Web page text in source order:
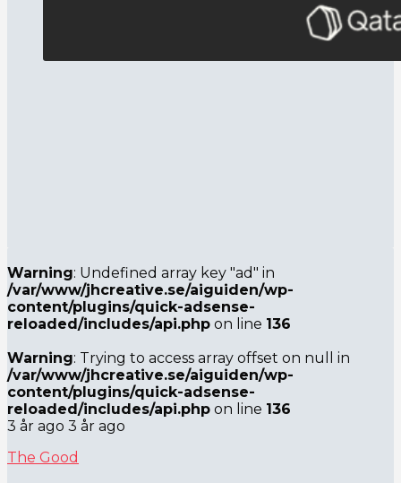
Warning: Undefined array key "ad" in
/var/www/jhcreative.se/aiguiden/wp-
content/plugins/quick-adsense-
reloaded/includes/api.php on line 136
Warning: Trying to access array offset on null in
/var/www/jhcreative.se/aiguiden/wp-
content/plugins/quick-adsense-
reloaded/includes/api.php on line 136
3 år ago 3 år ago
The Good